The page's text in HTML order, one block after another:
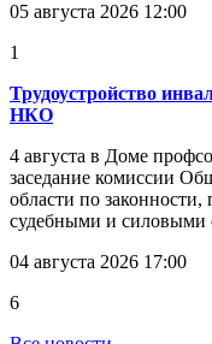
05 августа 2026 12:00
1
Трудоустройство
НКО
4 августа в Доме
заседание комиссии
области по
судебными и
04 августа 2026 17:00
6